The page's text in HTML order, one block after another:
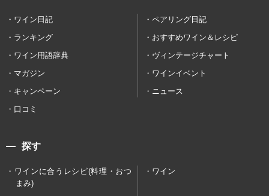
ワイン日記
ペアリング日記
ランキング
おすすめワイン＆レシピ
ワイン用語辞典
ヴィンテージチャート
マガジン
ワインイベント
キャンペーン
ニュース
口コミ
探す
ワインに合うレシピ(料理・おつ
まみ)
ワイン